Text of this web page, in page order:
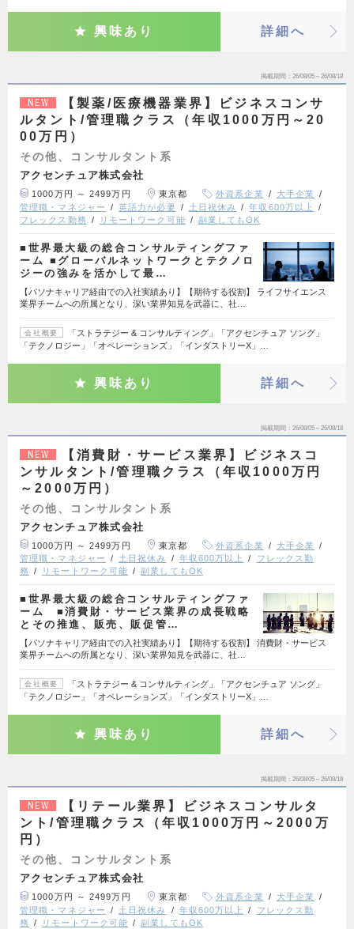
興味あり 詳細へ
掲載期間 26/08/05～26/08/18
NEW
【製薬/医療機器業界】ビジネスコンサ
ルタント/管理職クラス（年収1000万円～20
00万円）
その他、コンサルタント系
アクセンチュア株式会社
1000万円 ～ 2499万円 東京都 外資系企業
大手企業
管理職・マネジャー
英語力が必要 土日祝休み
年収600万以上
フレックス勤務
リモートワーク可能 副業してもOK
■世界最大級の総合コンサルティングファ
ーム ■グローバルネットワークとテクノロ
ジーの強みを活かして最…
【パソナキャリア経由での入社実績あり】【期待する役割】 ライフサイエンス
業界チームへの所属となり、深い業界知見を武器に、社…
会社概要
「ストラテジー & コンサルティング」「アクセンチュア ソング」
「テクノロジー」「オペレーションズ」「インダストリーX」…
興味あり 詳細へ
掲載期間 26/08/05～26/08/18
NEW
【消費財・サービス業界】ビジネスコ
ンサルタント/管理職クラス（年収1000万円
～2000万円）
その他、コンサルタント系
アクセンチュア株式会社
1000万円 ～ 2499万円 東京都 外資系企業
大手企業
管理職・マネジャー
土日祝休み 年収600万以上
フレックス勤
務
リモートワーク可能 副業してもOK
■世界最大級の総合コンサルティングファ
ーム ■消費財・サービス業界の成長戦略
とその推進、販売、販促管…
【パソナキャリア経由での入社実績あり】【期待する役割】 消費財・サービス
業界チームへの所属となり、深い業界知見を武器に、社…
会社概要
「ストラテジー & コンサルティング」「アクセンチュア ソング」
「テクノロジー」「オペレーションズ」「インダストリーX」…
興味あり 詳細へ
掲載期間 26/08/05～26/08/18
NEW
【リテール業界】ビジネスコンサルタ
ント/管理職クラス（年収1000万円～2000万
円）
その他、コンサルタント系
アクセンチュア株式会社
1000万円 ～ 2499万円 東京都 外資系企業
大手企業
管理職・マネジャー
土日祝休み 年収600万以上
フレックス勤
務
リモートワーク可能 副業してもOK